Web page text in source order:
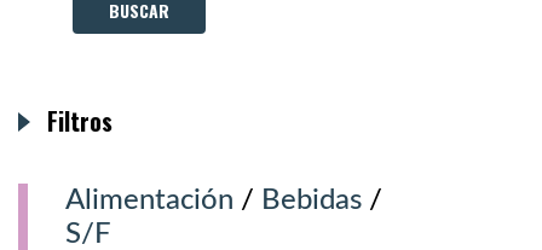
Alimentación / Bebidas /
S/F
Filtros